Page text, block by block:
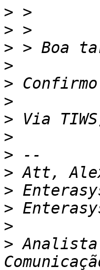
>
>
>
>
>
>
>
>
>
>
>
>
>
> Analista